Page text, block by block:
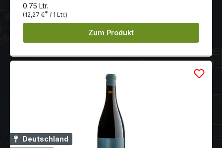
0.75 Ltr.
(12,27 €* / 1 Ltr.)
Zum Produkt
Deutschland